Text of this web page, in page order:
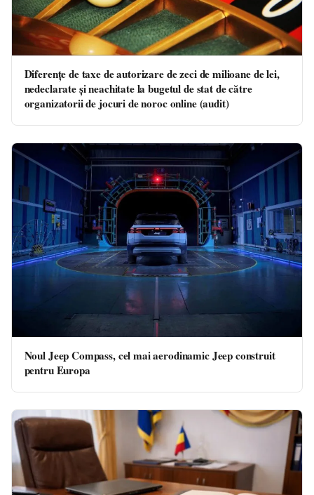
Diferențe de taxe de autorizare de zeci de milioane de lei,
nedeclarate și neachitate la bugetul de stat de către
organizatorii de jocuri de noroc online (audit)
Noul Jeep Compass, cel mai aerodinamic Jeep construit
pentru Europa